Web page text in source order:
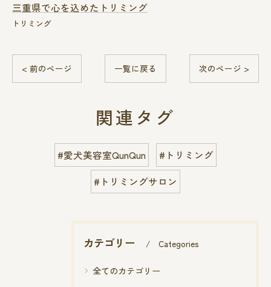
三重県で心を込めたトリミング
トリミング
< 前のページ 一覧に戻る 次のページ >
関連タグ
#愛犬美容室QunQun
#トリミング
#トリミングサロン
カテゴリー Categories
全てのカテゴリー